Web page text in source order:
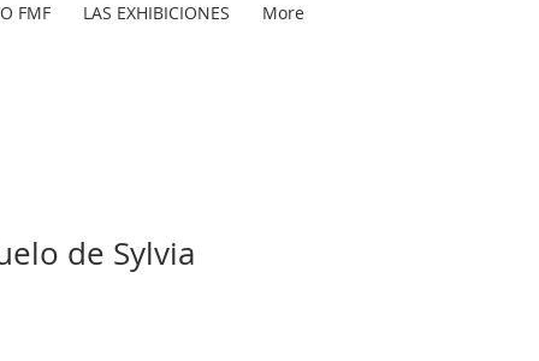
FMF LAS EXHIBICIONES More
de Sylvia